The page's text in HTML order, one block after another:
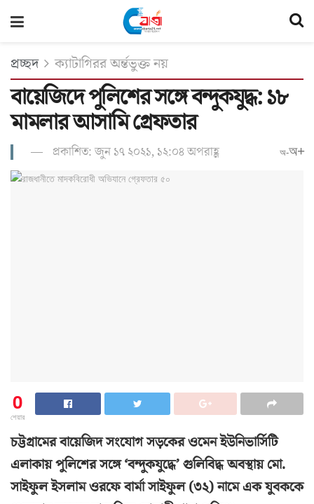
প্রচ্ছদ ক্যাটাগিরর অর্ন্তভুক্ত নয়
বায়েজিদে পুলিশের সঙ্গে বন্দুকযুদ্ধ: ১৮
মামলার আসামি গ্রেফতার
প্রকাশিত: জুন ১৭ ২০২১, ১২:০৪ অপরাহ্ণ অ-অ+
0
শেয়ার
চট্টগ্রামের বায়েজিদ সংযোগ সড়কের ওমেন ইউনিভার্সিটি
এলাকায় পুলিশের সঙ্গে ‘বন্দুকযুদ্ধে’ গুলিবিদ্ধ অবস্থায় মো.
সাইফুল ইসলাম ওরফে বার্মা সাইফুল (৩২) নামে এক যুবককে